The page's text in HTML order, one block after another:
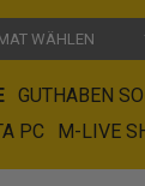
WÄHLEN
GUTHABEN
PC
M-LIVE